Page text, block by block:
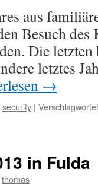
aus
Besuch des
Die
letztes
→
security |
in Fulda
thomas